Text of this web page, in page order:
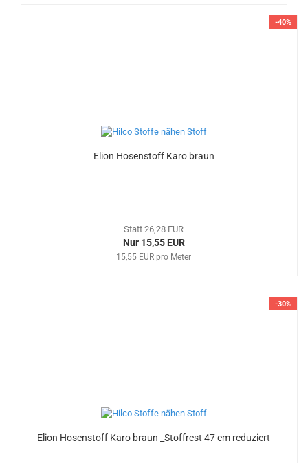
-40%
Elion Hosenstoff Karo braun
Statt 26,28 EUR
Nur 15,55 EUR
15,55 EUR pro Meter
-30%
Elion Hosenstoff Karo braun _Stoffrest 47 cm reduziert